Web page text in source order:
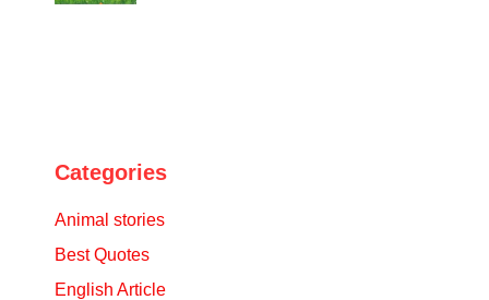
Categories
Animal stories
Best Quotes
English Article